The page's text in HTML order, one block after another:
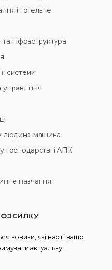
і готельне
інфраструктура
системи
управління
людина-машина
господарстві і АПК
навчання
новини, які варті вашої
актуальну